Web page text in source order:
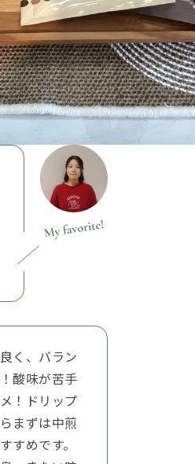
く、バラン
酸味が苦手
！ドリップ
まずは中煎
すめです。